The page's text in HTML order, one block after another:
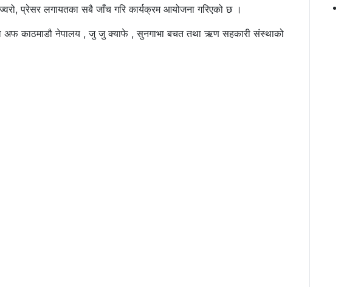
प्रेसर लगायतका सबै जाँच गरि कार्यक्रम आयोजना गरिएको छ ।
अफ काठमाडौ नेपालय , जु जु क्याफे , सुनगाभा बचत तथा ऋण सहकारी संस्थाको